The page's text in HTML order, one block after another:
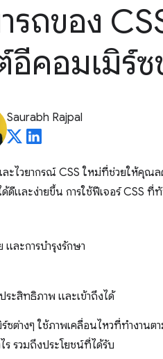
รถของ
อีคอมเมิร์
Saurabh Rajpal
ละไวยากรณ์ CSS ใหม่ที่ช่วยให้
ด้ดีและง่ายขึ้น การใช้ฟีเจอร์
ละการบำรุงรักษา
ระสิทธิภาพ และเข้าถึงได้
ต่างๆ ใช้ภาพเคลื่อนไหวที่ทำงานต
ร รวมถึงประโยชน์ที่ได้รับ